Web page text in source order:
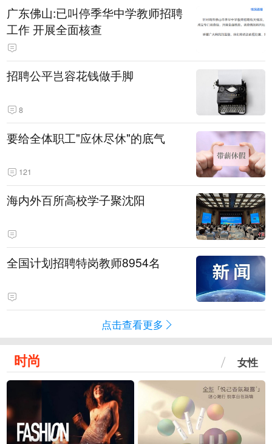
广东佛山:已叫停季华中学教师招聘
工作 开展全面核查
招聘公平岂容花钱做手脚
8
要给全体职工"应休尽休"的底气
121
海内外百所高校学子聚沈阳
全国计划招聘特岗教师8954名
点击查看更多
时尚 女性